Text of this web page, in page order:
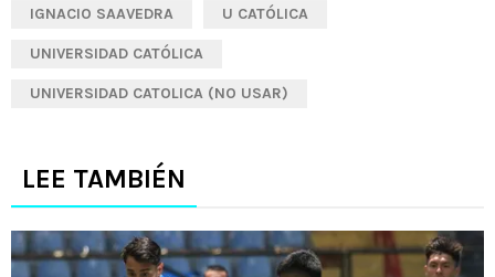
IGNACIO SAAVEDRA U CATÓLICA
UNIVERSIDAD CATÓLICA
UNIVERSIDAD CATOLICA (NO USAR)
LEE TAMBIÉN